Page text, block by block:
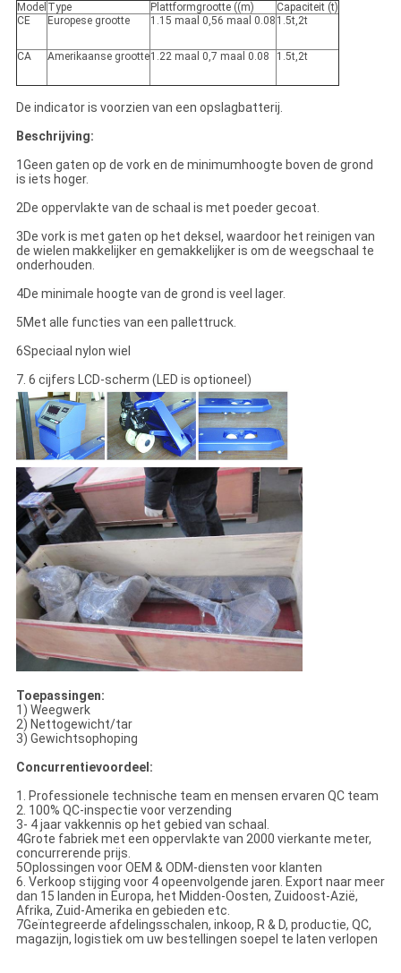
Model Type Plattformgrootte ((m)
Capaciteit (t)
CE
Europese grootte 1.15 maal 0,56 maal 0.08 1.5t,2t
CA Amerikaanse grootte1.22 maal 0,7 maal 0.08 1.5t,2t
De indicator is voorzien van een opslagbatterij.
Beschrijving:
1Geen gaten op de vork en de minimumhoogte boven de grond
is iets hoger.
2De oppervlakte van de schaal is met poeder gecoat.
3De vork is met gaten op het deksel, waardoor het reinigen van
de wielen makkelijker en gemakkelijker is om de weegschaal te
onderhouden.
4De minimale hoogte van de grond is veel lager.
5Met alle functies van een pallettruck.
6Speciaal nylon wiel
7. 6 cijfers LCD-scherm (LED is optioneel)
Toepassingen:
1) Weegwerk
2) Nettogewicht/tar
3) Gewichtsophoping
Concurrentievoordeel:
1. Professionele technische team en mensen ervaren QC team
2. 100% QC-inspectie voor verzending
3- 4 jaar vakkennis op het gebied van schaal.
4Grote fabriek met een oppervlakte van 2000 vierkante meter,
concurrerende prijs.
5Oplossingen voor OEM & ODM-diensten voor klanten
6. Verkoop stijging voor 4 opeenvolgende jaren. Export naar meer
dan 15 landen in Europa, het Midden-Oosten, Zuidoost-Azië,
Afrika, Zuid-Amerika en gebieden etc.
7Geïntegreerde afdelingsschalen, inkoop, R & D, productie, QC,
magazijn, logistiek om uw bestellingen soepel te laten verlopen